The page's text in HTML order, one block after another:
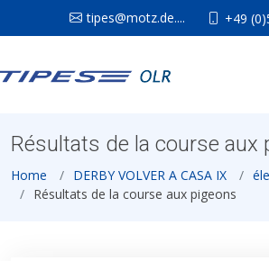
tipes@motz.de.... +49
Résultats de la course aux
Home DERBY VOLVER A CASA IX
Résultats de la course aux pigeons